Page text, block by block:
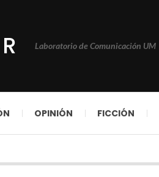
Laboratorio de Comunicación UM
OPINIÓN FICCIÓN